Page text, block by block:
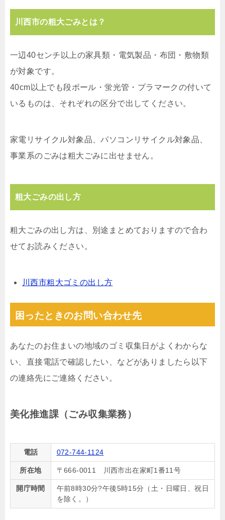
川西市の粗大ごみとは？
一辺40センチ以上の家具類・電気製品・布団・敷物類
が対象です。
40cm以上でも段ボール・蛍光管・プラマークの付いて
いるものは、それぞれの区分で出してください。
家電リサイクル対象品、パソコンリサイクル対象品、
事業系のごみは粗大ごみに出せません。
粗大ごみの出し方
粗大ごみの出し方は、別途まとめておりますので合わ
せてお読みください。
川西市粗大ゴミの出し方
困ったときのお問い合わせ先
あなたのお住まいの地域のゴミ収集日がよくわからな
い、直接電話で確認したい、などがありましたら以下
の連絡先にご連絡ください。
美化推進課（ごみ収集業務）
電話 072-744-1124
所在地 〒666-0011 川西市出在家町1番11号
開庁時間
午前8時30分?午後5時15分（土・日曜日、祝日
を除く。）